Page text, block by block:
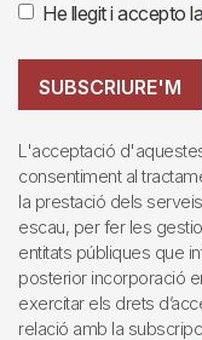
He llegit i accepto la
SUBSCRIURE'M
L'acceptació
consentiment al
la prestació dels
escau, per fer les
entitats públiques que
posterior incorporació
exercitar els drets
relació amb la